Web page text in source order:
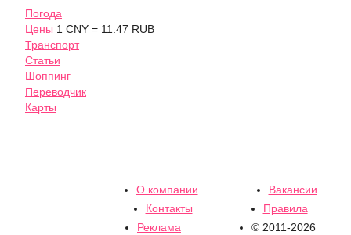
Погода
Цены 1 CNY = 11.47 RUB
Транспорт
Статьи
Шоппинг
Переводчик
Карты
О компании
Вакансии
Контакты
Правила
Реклама
© 2011-2026